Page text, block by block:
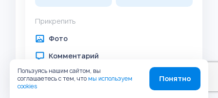
Прикрепить
Фото
Комментарий
Задача
Пользуясь нашим сайтом, вы
соглашаетесь с тем, что мы используем
cookies
Понятно